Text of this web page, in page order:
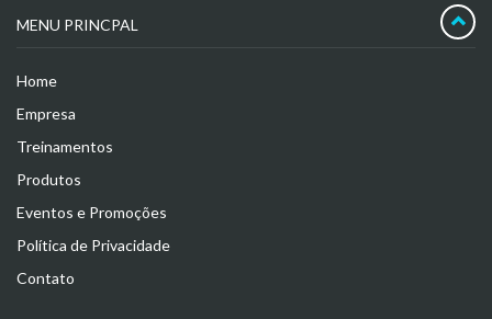
MENU PRINCPAL
Home
Empresa
Treinamentos
Produtos
Eventos e Promoções
Política de Privacidade
Contato